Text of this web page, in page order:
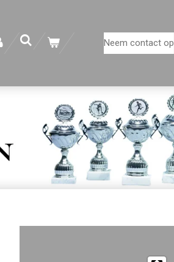
Neem contact op